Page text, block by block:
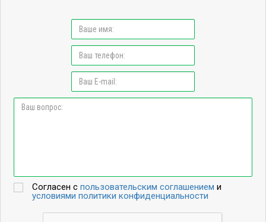
Согласен спользовательским соглашением и
условиями политики конфиденциальности